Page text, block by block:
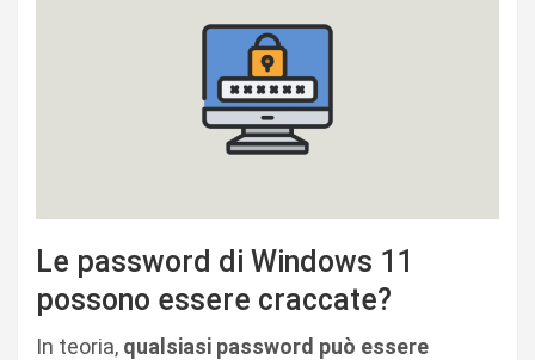
Le password di Windows 11
possono essere craccate?
In teoria, qualsiasi password può essere